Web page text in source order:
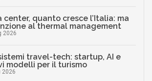
center, quanto cresce l’Italia: ma
al thermal management
2026
travel-tech: startup, AI e
modelli per il turismo
2026